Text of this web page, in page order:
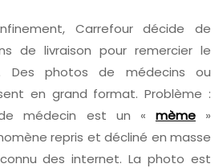
Carrefour décide de
de livraison pour remercier le
Des photos de médecins ou
en grand format. Problème :
médecin est un « mème»
repris et décliné en masse
des internet. La photo est